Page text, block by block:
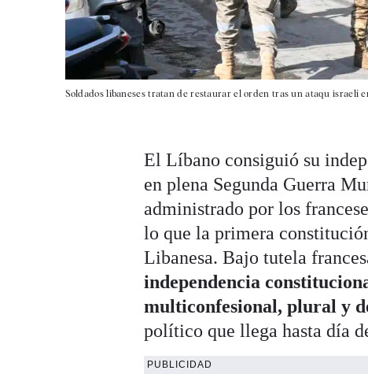
Soldados libaneses tratan de restaurar el orden tras un ataqu israelí
El Líbano consiguió su
en plena Segunda Guerra
administrado por los
lo que la primera
Libanesa. Bajo tutela
independencia
multiconfesional, plural y
político que llega hasta día
PUBLICIDAD